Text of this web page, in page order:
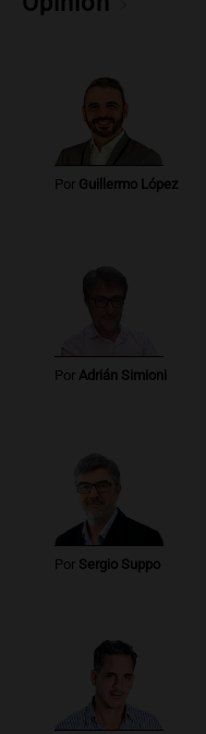
Audio.
Panorama Federal
Episodios
Por Guillermo López
Por Adrián Simioni
Por Sergio Suppo